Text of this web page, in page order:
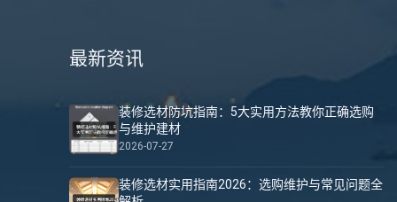
最新资讯
装修选材防坑指南：5大实用方法教你正确选购
与维护建材
2026-07-27
装修选材实用指南2026：选购维护与常见问题全